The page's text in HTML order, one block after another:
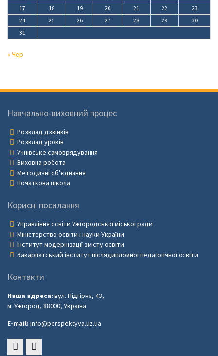
17
18 19 20 21 22
23
24
25 26 27 28 29
30
31
« Чер
Навчально-виховний процес
Розклад дзвінків
Розклад уроків
Учнівське самоврядування
Виховна робота
Методичні об’єднання
Початкова школа
Корисні посилання
Управління освіти Ужгородської міської ради
Міністерство освіти і науки України
Інститут модернізації змісту освіти
Закарпатський інститут післядипломної педагогічної освіти
Контакти
Наша адреса: вул. Підгірна, 43,
м. Ужгород, 88000, Україна
E-mail: info@perspektyva.uz.ua